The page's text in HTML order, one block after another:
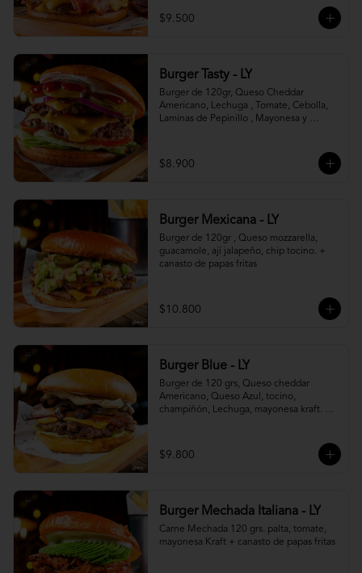
$9.500
Burger Tasty - LY
Burger de 120gr, Queso Cheddar
Americano, Lechuga , Tomate, Cebolla,
Laminas de Pepinillo , Mayonesa y
$8.900
Burger Mexicana - LY
Burger de 120gr , Queso mozzarella,
guacamole, ají jalapeño, chip tocino. +
canasto de papas fritas
$10.800
Burger Blue - LY
Burger de 120 grs, Queso cheddar
Americano, Queso Azul, tocino,
champiñón, Lechuga, mayonesa kraft. +
$9.800
Burger Mechada Italiana - LY
Carne Mechada 120 grs. palta, tomate,
mayonesa Kraft + canasto de papas fritas